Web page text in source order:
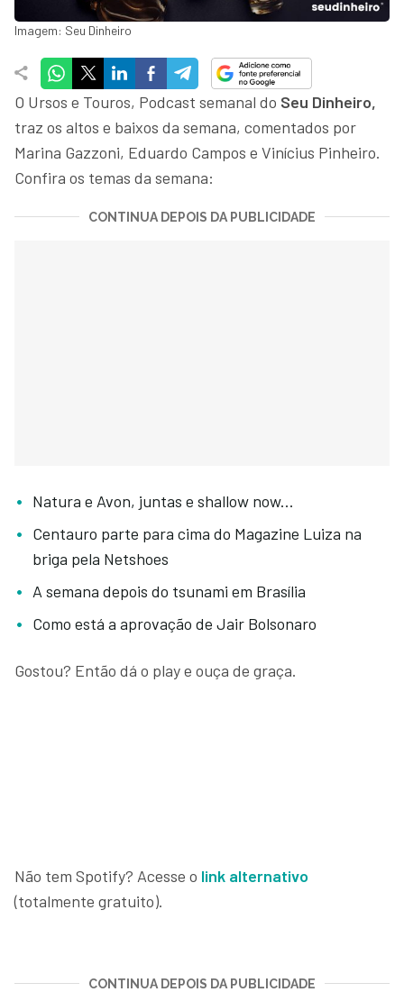
Imagem: Seu Dinheiro
O Ursos e Touros, Podcast semanal do Seu Dinheiro,
traz os altos e baixos da semana, comentados por
Marina Gazzoni, Eduardo Campos e Vinícius Pinheiro.
Confira os temas da semana:
CONTINUA DEPOIS DA PUBLICIDADE
Natura e Avon, juntas e shallow now...
Centauro parte para cima do Magazine Luiza na
briga pela Netshoes
A semana depois do tsunami em Brasília
Como está a aprovação de Jair Bolsonaro
Gostou? Então dá o play e ouça de graça.
Não tem Spotify? Acesse o link alternativo
(totalmente gratuito).
CONTINUA DEPOIS DA PUBLICIDADE